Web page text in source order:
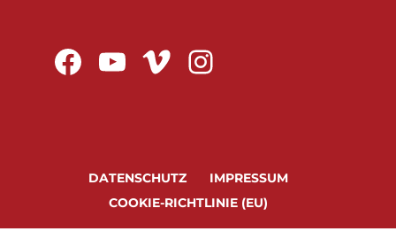
Facebook
YouTube
VimeoInstagram
DATENSCHUTZ
IMPRESSUM
COOKIE-RICHTLINIE (EU)